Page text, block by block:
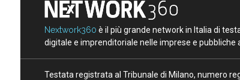
Nextwork360 è il più grande network in Italia di
digitale e imprenditoriale nelle imprese e pubbliche
Testata registrata al Tribunale di Milano, numero